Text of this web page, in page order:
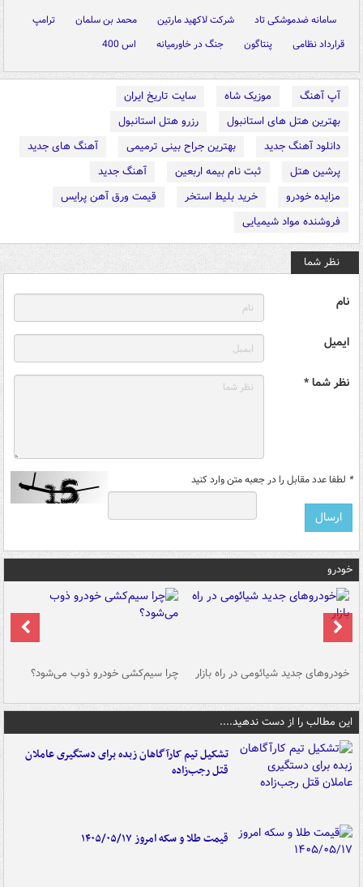
سامانه ضدموشکی تاد شرکت لاکهید مارتین محمد بن سلمان
ترامپ
قرارداد نظامی
پنتاگون جنگ در خاورمیانه اس 400
آپ آهنگ موزیک شاه
سایت تاریخ ایران
بهترین هتل های استانبول
رزرو هتل استانبول
دانلود آهنگ جدید
بهترین جراح بینی ترمیمی
آهنگ های جدید
پرشین هتل
ثبت نام بیمه اربعین
آهنگ جدید
مزایده خودرو
خرید بلیط استخر
قیمت ورق آهن پرایس
فروشنده مواد شیمیایی
نظر شما
نام
ایمیل
نظر شما *
* لطفا عدد مقابل را در جعبه متن وارد کنید
خودرو
خودروهای جدید شیائومی در راه بازار چرا سیم‌کشی خودرو ذوب می‌شود؟
این مطالب را از دست ندهید....
تشکیل تیم کارآگاهان زبده برای دستگیری عاملان
قتل رجب‌زاده
قیمت طلا و سکه امروز ۱۴۰۵/۰۵/۱۷